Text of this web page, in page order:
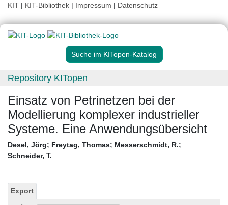
KIT | KIT-Bibliothek | Impressum | Datenschutz
Suche im KITopen-Katalog
Repository KITopen
Einsatz von Petrinetzen bei der
Modellierung komplexer industrieller
Systeme. Eine Anwendungsübersicht
Desel, Jörg; Freytag, Thomas; Messerschmidt, R.;
Schneider, T.
Export